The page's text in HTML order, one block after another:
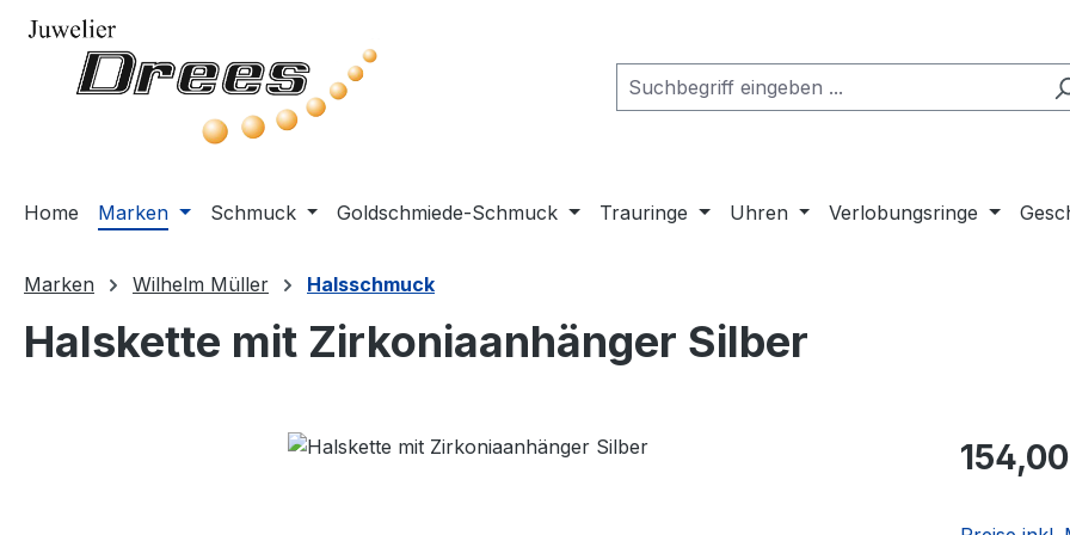
Hauptinhalt springen
Zur Suche springen
Zur Hauptnavigation springen
Home Marken Schmuck Goldschmiede-Schmuck Trauringe Uhren Verlobungsringe
Marken Wilhelm Müller Halsschmuck
Halskette mit Zirkoniaanhänger Silber
Regulärer